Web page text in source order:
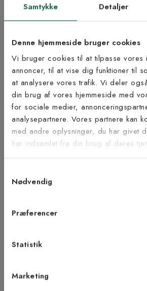
Samtykke Detaljer
Denne hjemmeside bruger cookies
Vi bruger cookies til at tilpasse vores
annoncer, til at vise dig funktioner til
at analysere vores trafik. Vi deler
din brug af vores hjemmeside med
for sociale medier,
analysepartnere. Vores partnere kan
med andre oplysninger, du har givet
har indsamlet fra din brug af deres
Nødvendig
Præferencer
Statistik
Marketing
skyer. På samme tid et lækkert og elegant
Produktinformation
Bæredygtighed
Inspiration fra
Tilmeld dig
Vær blandt de første til at
tips og nyheder.
modtage nyhedsbreve fra Kilands